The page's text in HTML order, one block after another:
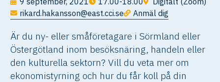
rikard.hakansson@east.cci.se
Anmäl dig
Är du ny- eller småföretagare i Sörmland eller
Östergötland inom besöksnäring, handeln eller
den kulturella sektorn? Vill du veta mer om
ekonomistyrning och hur du får koll på din